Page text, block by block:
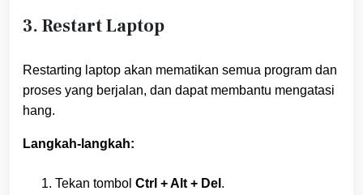
3. Restart Laptop
Restarting laptop akan mematikan semua program dan
proses yang berjalan, dan dapat membantu mengatasi
hang.
Langkah-langkah:
Tekan tombol Ctrl + Alt + Del .